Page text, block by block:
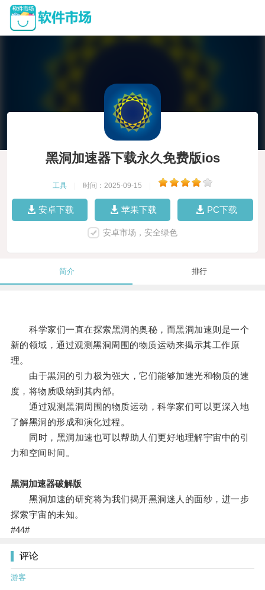
黑洞加速器下载永久免费版ios
工具 时间：2025-09-15
安卓下载 苹果下载 PC下载
安卓市场，安全绿色
简介 排行
科学家们一直在探索黑洞的奥秘，而黑洞加速则是一个
新的领域，通过观测黑洞周围的物质运动来揭示其工作原
理。
由于黑洞的引力极为强大，它们能够加速光和物质的速
度，将物质吸纳到其内部。
通过观测黑洞周围的物质运动，科学家们可以更深入地
了解黑洞的形成和演化过程。
同时，黑洞加速也可以帮助人们更好地理解宇宙中的引
力和空间时间。
黑洞加速器破解版
黑洞加速的研究将为我们揭开黑洞迷人的面纱，进一步
探索宇宙的未知。
#44#
评论
游客